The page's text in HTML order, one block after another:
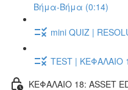
Βήμα-Βήμα (0:14)
mini QUIZ |
TEST | ΚΕΦΑΛΑΙΟ
ΚΕΦΑΛΑΙΟ 18: ASSET